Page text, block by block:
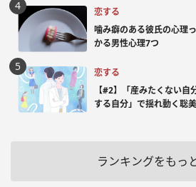
恋する
噛み癖のある彼氏の心理
かる男性心理7つ
恋する
【#2】「産みたくない
する自分」で揺れ動く聡
ランキングをもっ